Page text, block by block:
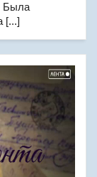
Была
[...]